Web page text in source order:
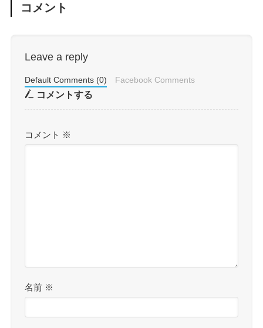
コメント
Leave a reply
Default Comments (0) Facebook Comments
コメントする
コメント ※
名前 ※